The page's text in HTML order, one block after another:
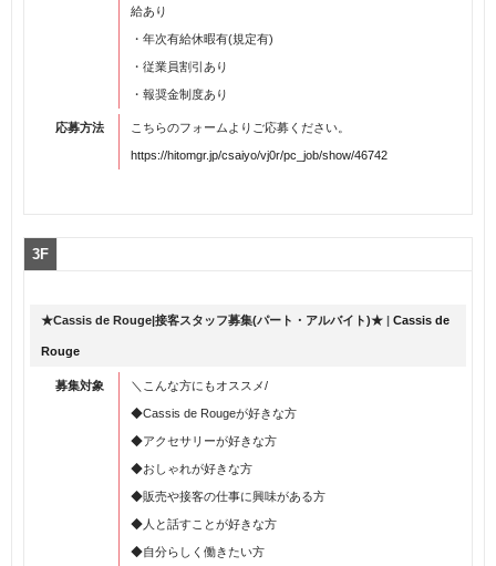
給あり
・年次有給休暇有(規定有)
・従業員割引あり
・報奨金制度あり
応募方法 こちらのフォームよりご応募ください。
https://hitomgr.jp/csaiyo/vj0r/pc_job/show/46742
3F
★Cassis de Rouge|接客スタッフ募集(パート・アルバイト)★ | Cassis de
Rouge
募集対象 ＼こんな方にもオススメ/
◆Cassis de Rougeが好きな方
◆アクセサリーが好きな方
◆おしゃれが好きな方
◆販売や接客の仕事に興味がある方
◆人と話すことが好きな方
◆自分らしく働きたい方